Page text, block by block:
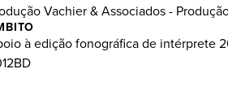
Vachier & Associados -
à edição fonográfica de intérprete